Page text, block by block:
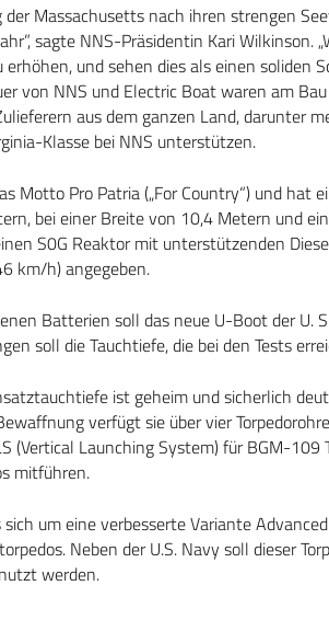
der Massachusetts nach ihren strengen
sagte NNS-Präsidentin Kari Wilkinson.
und sehen dies als einen soliden
von NNS und Electric Boat waren am
aus dem ganzen Land, darunter
Klasse bei NNS unterstützen.
Motto Pro Patria („For Country“) und hat
bei einer Breite von 10,4 Metern und
S0G Reaktor mit unterstützenden
km/h) angegeben.
Batterien soll das neue U-Boot der U.
soll die Tauchtiefe, die bei den Tests
ist geheim und sicherlich
verfügt sie über vier
(Vertical Launching System) für BGM-
mitführen.
um eine verbesserte Variante
Neben der U.S. Navy soll dieser
werden.